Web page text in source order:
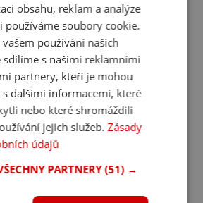
obsahu, reklam a analýze
používáme soubory cookie.
používání našich
sdílíme s našimi reklamními
partnery, kteří je mohou
dalšími informacemi, které
nebo které shromáždili
jejich služeb.Zásady
údajů
PARTNERY(51) →